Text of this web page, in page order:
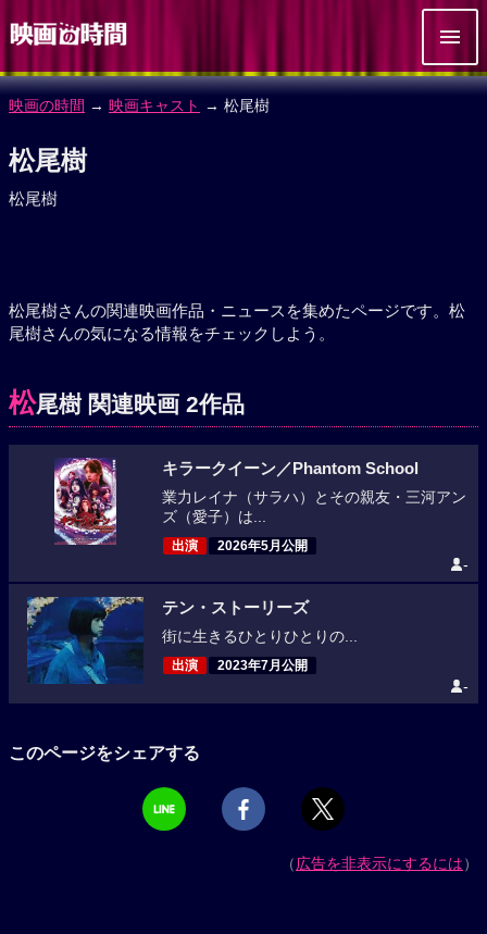
映画の時間 → 映画キャスト → 松尾樹
松尾樹
松尾樹
松尾樹さんの関連映画作品・ニュースを集めたページです。松
尾樹さんの気になる情報をチェックしよう。
松尾樹 関連映画 2作品
キラークイーン／Phantom School
業力レイナ（サラハ）とその親友・三河アン
ズ（愛子）は...
出演 2026年5月公開
-
テン・ストーリーズ
街に生きるひとりひとりの...
出演 2023年7月公開
-
このページをシェアする
（広告を非表示にするには）